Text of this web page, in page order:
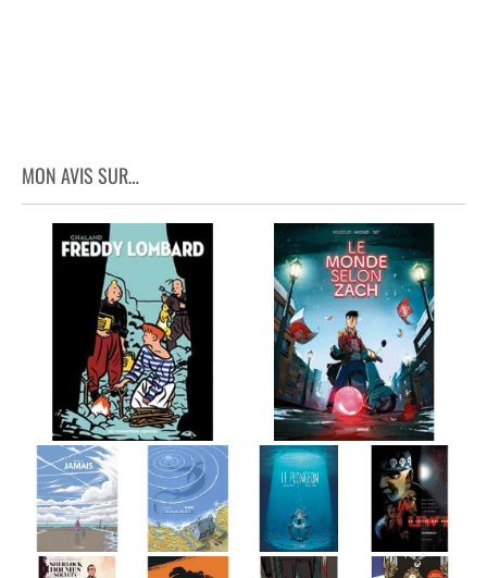
MON AVIS SUR…